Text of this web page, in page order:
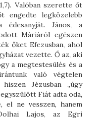
Valóban szerette őt
engedte legközelebb
János, a
Máriáról egészen
őket Efezusban, ahol
vezette. Ő az, aki
a megtestesülés és a
való végtelen
Jézusban „úgy
Fiát adta oda,
el ne vesszen, hanem
Lajos, az Egri